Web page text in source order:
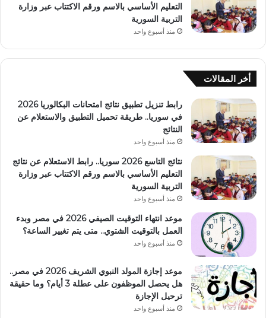
التعليم الأساسي بالاسم ورقم الاكتتاب عبر وزارة
التربية السورية
منذ أسبوع واحد
أخر المقالات
رابط تنزيل تطبيق نتائج امتحانات البكالوريا 2026
في سوريا.. طريقة تحميل التطبيق والاستعلام عن
النتائج
منذ أسبوع واحد
نتائج التاسع 2026 سوريا.. رابط الاستعلام عن نتائج
التعليم الأساسي بالاسم ورقم الاكتتاب عبر وزارة
التربية السورية
منذ أسبوع واحد
موعد انتهاء التوقيت الصيفي 2026 في مصر وبدء
العمل بالتوقيت الشتوي.. متى يتم تغيير الساعة؟
منذ أسبوع واحد
موعد إجازة المولد النبوي الشريف 2026 في مصر..
هل يحصل الموظفون على عطلة 3 أيام؟ وما حقيقة
ترحيل الإجازة
منذ أسبوع واحد